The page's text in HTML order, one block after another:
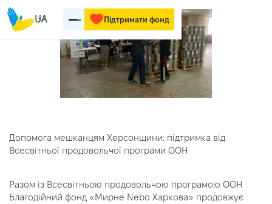
UA Підтримати фонд
Допомога мешканцям Херсонщини: підтримка від
Всесвітньої продовольчої програми ООН
Разом із Всесвітньою продовольчою програмою ООН
Благодійний фонд «Мирне Nebo Харкова» продовжує